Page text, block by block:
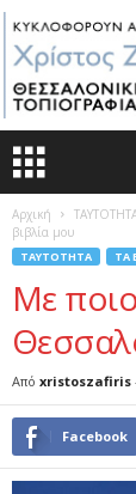
Αρχική
βιβλία μου
ΤΑΥΤΟΤΗΤΑ ΤΑ
Με
Από xristoszafiris
Facebook